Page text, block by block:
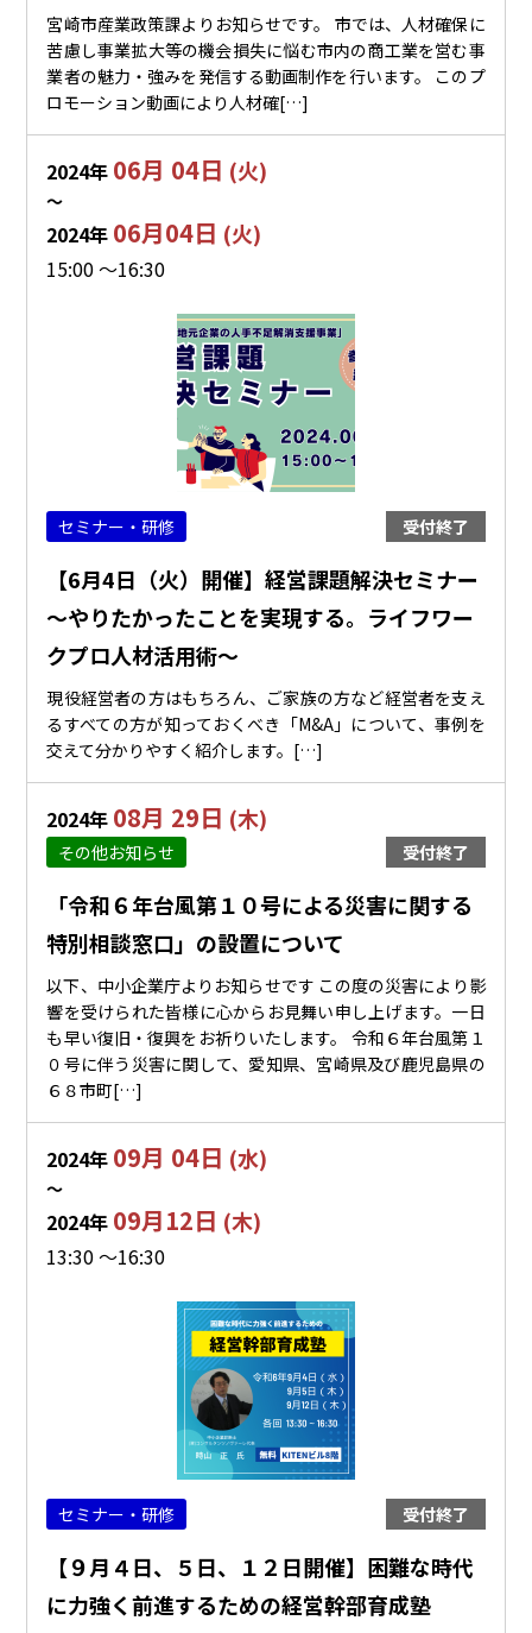
宮崎市産業政策課よりお知らせです。 市では、人材確保に
苦慮し事業拡大等の機会損失に悩む市内の商工業を営む事
業者の魅力・強みを発信する動画制作を行います。 このプ
ロモーション動画により人材確[…]
2024年 06月 04日 (火)
〜
2024年 06月04日 (火)
15:00 ～16:30
セミナー・研修 受付終了
【6月4日（火）開催】経営課題解決セミナー
～やりたかったことを実現する。ライフワー
クプロ人材活用術～
現役経営者の方はもちろん、ご家族の方など経営者を支え
るすべての方が知っておくべき「M&A」について、事例を
交えて分かりやすく紹介します。[…]
2024年 08月 29日 (木)
その他お知らせ 受付終了
「令和６年台風第１０号による災害に関する
特別相談窓口」の設置について
以下、中小企業庁よりお知らせです この度の災害により影
響を受けられた皆様に心からお見舞い申し上げます。一日
も早い復旧・復興をお祈りいたします。 令和６年台風第１
０号に伴う災害に関して、愛知県、宮崎県及び鹿児島県の
６８市町[…]
2024年 09月 04日 (水)
〜
2024年 09月12日 (木)
13:30 ～16:30
セミナー・研修 受付終了
【９月４日、５日、１２日開催】困難な時代
に力強く前進するための経営幹部育成塾